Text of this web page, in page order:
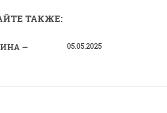
ТАКЖЕ:
—
05.05.2025